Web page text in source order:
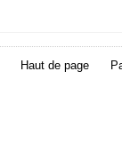
Haut de page